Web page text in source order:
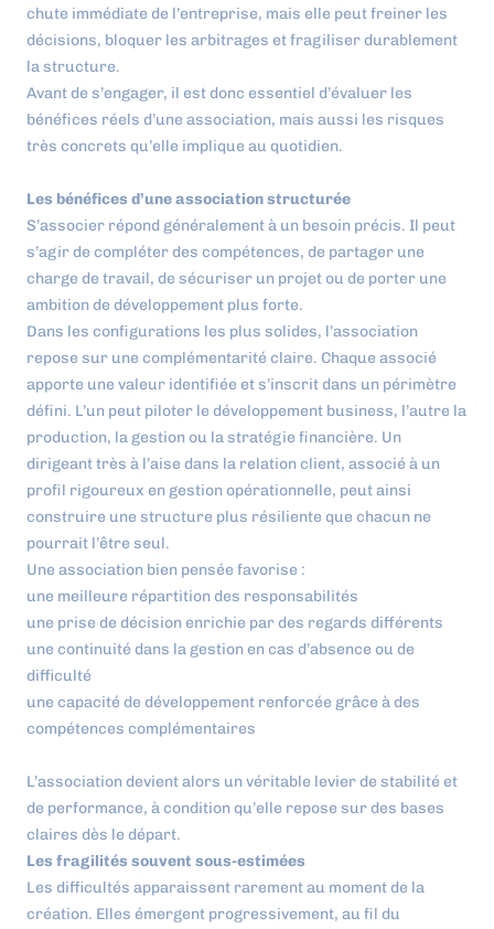
chute immédiate de l’entreprise, mais elle peut freiner les
décisions, bloquer les arbitrages et fragiliser durablement
la structure.
Avant de s’engager, il est donc essentiel d’évaluer les
bénéfices réels d’une association, mais aussi les risques
très concrets qu’elle implique au quotidien.
Les bénéfices d’une association structurée
S’associer répond généralement à un besoin précis. Il peut
s’agir de compléter des compétences, de partager une
charge de travail, de sécuriser un projet ou de porter une
ambition de développement plus forte.
Dans les configurations les plus solides, l’association
repose sur une complémentarité claire. Chaque associé
apporte une valeur identifiée et s’inscrit dans un périmètre
défini. L’un peut piloter le développement business, l’autre la
production, la gestion ou la stratégie financière. Un
dirigeant très à l’aise dans la relation client, associé à un
profil rigoureux en gestion opérationnelle, peut ainsi
construire une structure plus résiliente que chacun ne
pourrait l’être seul.
Une association bien pensée favorise :
une meilleure répartition des responsabilités
une prise de décision enrichie par des regards différents
une continuité dans la gestion en cas d’absence ou de
difficulté
une capacité de développement renforcée grâce à des
compétences complémentaires
L’association devient alors un véritable levier de stabilité et
de performance, à condition qu’elle repose sur des bases
claires dès le départ.
Les fragilités souvent sous-estimées
Les difficultés apparaissent rarement au moment de la
création. Elles émergent progressivement, au fil du